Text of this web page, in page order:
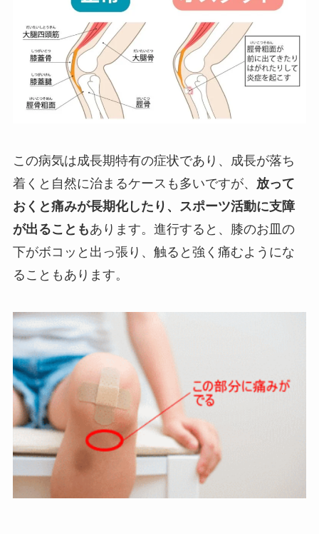
この病気は成長期特有の症状であり、成長が落ち
着くと自然に治まるケースも多いですが、 放って
おくと痛みが長期化したり、スポーツ活動に支障
が出ることもあります。進行すると、膝のお皿の
下がボコッと出っ張り、触ると強く痛むようにな
ることもあります。